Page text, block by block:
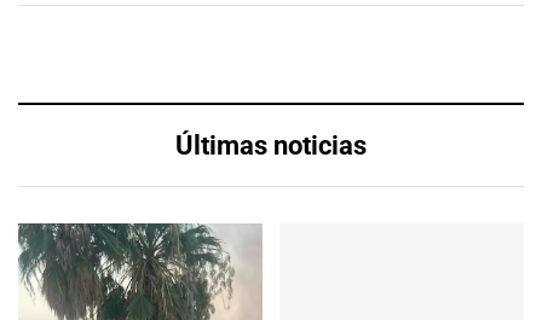
Últimas noticias